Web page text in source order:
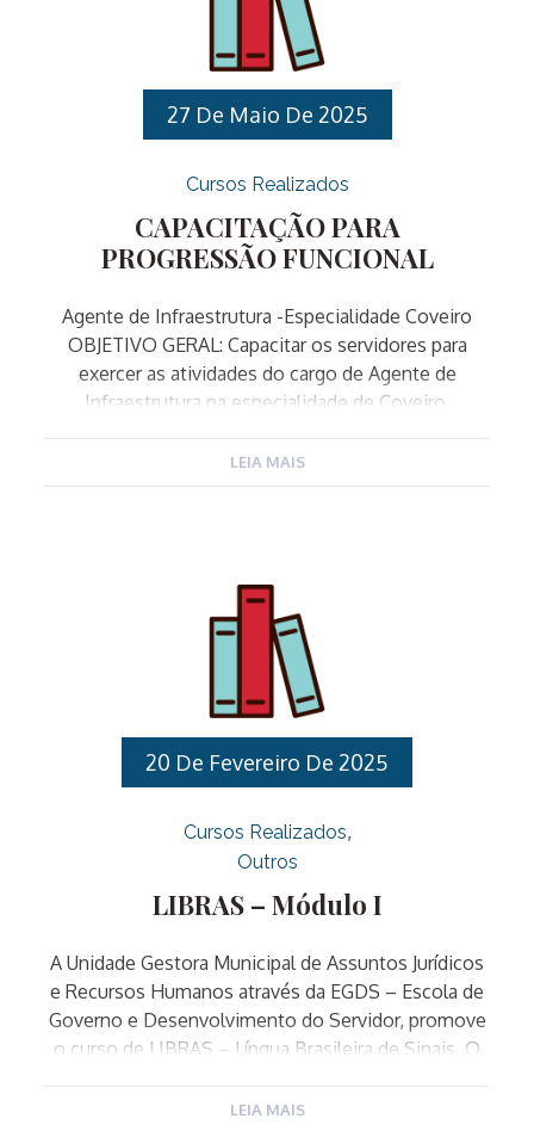
hierarquia superior da Corporação, desenvolvendo
conhecimentos específicos sobre a gestão da
segurança pública municipal. IV. PÚBLICO ALVO:
27 De Maio De 2025
Cursos Realizados
CAPACITAÇÃO PARA
PROGRESSÃO FUNCIONAL
Agente de Infraestrutura -Especialidade Coveiro
OBJETIVO GERAL: Capacitar os servidores para
exercer as atividades do cargo de Agente de
Infraestrutura na especialidade de Coveiro.
Agente de Infraestrutura ESPECIALIDADES:
http://egds.varzeapaulista.sp.gov.br/.Requisitos de
inscrição, que devem ser comprovados no primeiro
dia do curso: Para realizar sua inscrição clique aqui.
Para acessar o edital completo clique aqui.
LEIA MAIS
20 De Fevereiro De 2025
Cursos Realizados
Outros
LIBRAS – Módulo I
A Unidade Gestora Municipal de Assuntos Jurídicos
e Recursos Humanos através da EGDS – Escola de
Governo e Desenvolvimento do Servidor, promove
o curso de LIBRAS – Língua Brasileira de Sinais. O
Municipais. O curso é composto por doze
LEIA MAIS